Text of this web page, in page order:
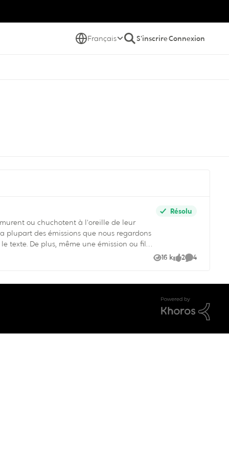
Français S'inscrireConnexion
ou chuchotent à l'oreille de leur
plupart des émissions que nous regardons
texte. De plus, même une émission ou film
vous regardez un film d'horreur...
Résolu
16 k
Vues 2
likes 4